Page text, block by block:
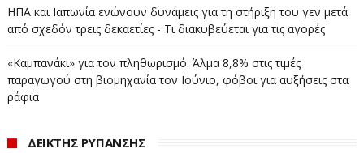
ΗΠΑ και Ιαπωνία ενώνουν δυνάμεις για τη στήριξη του γεν μετά
από σχεδόν τρεις δεκαετίες - Τι διακυβεύεται για τις αγορές
«Καμπανάκι» για τον πληθωρισμό: Άλμα 8,8% στις τιμές
παραγωγού στη βιομηχανία τον Ιούνιο, φόβοι για αυξήσεις στα
ράφια
ΔΕΙΚΤΗΣ ΡΥΠΑΝΣΗΣ